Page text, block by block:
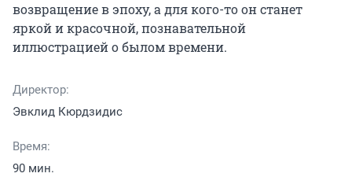
возвращение в эпоху, а для кого-то он станет
яркой и красочной, познавательной
иллюстрацией о былом времени.
Директор:
Эвклид Кюрдзидис
Время:
90 мин.